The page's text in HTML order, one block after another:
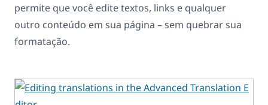
permite que você edite textos, links e qualquer
outro conteúdo em sua página – sem quebrar sua
formatação.